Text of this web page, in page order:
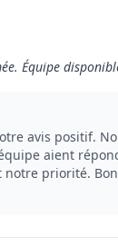
Équipe
avis positif.
aient
priorité.